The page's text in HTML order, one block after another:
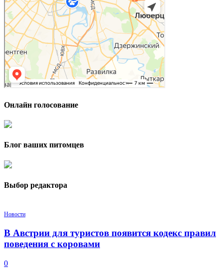
Онлайн голосование
Блог ваших питомцев
Выбор редактора
Новости
В Австрии для туристов появится кодекс правил
поведения с коровами
0